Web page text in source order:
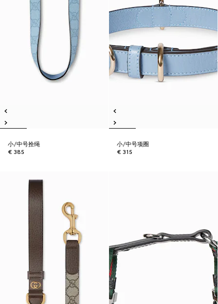
小/中号拴绳
€ 385
小/中号项圈
€ 315